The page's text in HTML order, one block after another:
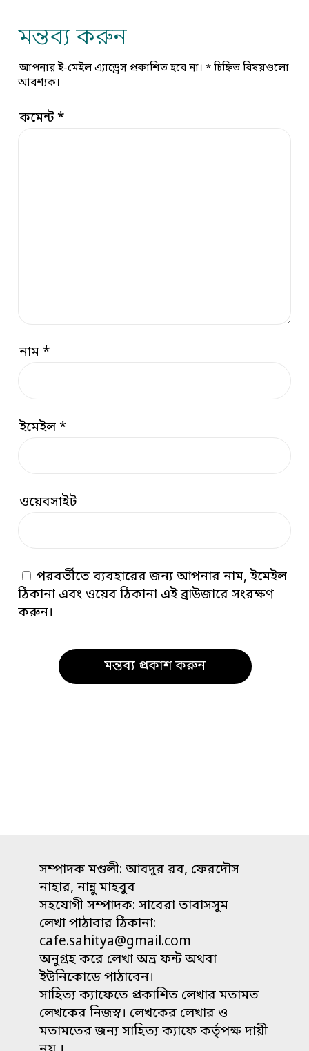
মন্তব্য করুন
আপনার ই-মেইল এ্যাড্রেস প্রকাশিত হবে না। *চিহ্নিত বিষয়গুলো
আবশ্যক।
কমেন্ট*
নাম*
ইমেইল*
ওয়েবসাইট
পরবর্তীতে ব্যবহারের জন্য আপনার নাম, ইমেইল
ঠিকানা এবং ওয়েব ঠিকানা এই ব্রাউজারে সংরক্ষণ
করুন।
সম্পাদক মণ্ডলী: আবদুর রব, ফেরদৌস
নাহার, নান্নু মাহবুব
সহযোগী সম্পাদক: সাবেরা তাবাসসুম
লেখা পাঠাবার ঠিকানা:
cafe.sahitya@gmail.com
অনুগ্রহ করে লেখা অভ্র ফন্ট অথবা
ইউনিকোডে পাঠাবেন।
সাহিত্য ক্যাফেতে প্রকাশিত লেখার মতামত
লেখকের নিজস্ব। লেখকের লেখার ও
মতামতের জন্য সাহিত্য ক্যাফে কর্তৃপক্ষ দায়ী